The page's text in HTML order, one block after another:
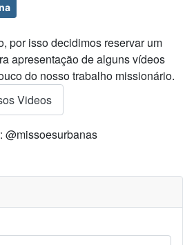
por isso decidimos reservar um
apresentação de alguns vídeos
do nosso trabalho missionário.
Videos
@missoesurbanas